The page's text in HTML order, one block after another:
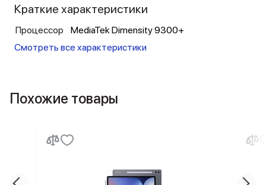
Краткие характеристики
Процессор
MediaTek Dimensity 9300+
Смотреть все характеристики
Похожие товары